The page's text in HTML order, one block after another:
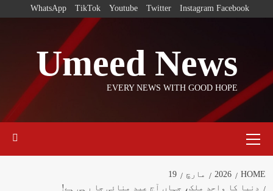
Facebook
Instagram
Twitter
Youtube
TikTok
WhatsApp
Umeed News
EVERY NEWS WITH GOOD HOPE
Menu
HOME
2026 مارچ
19
دنیا کا واحد ملک، جہاں آج عید منائی جا رہی ہے!